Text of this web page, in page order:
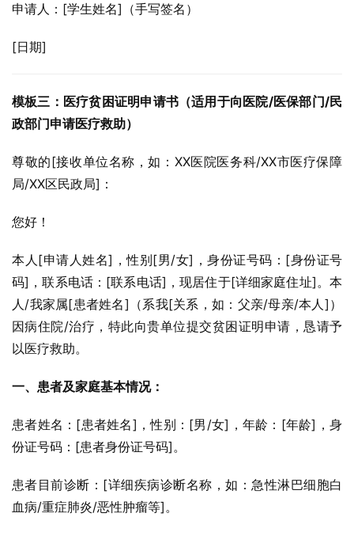
申请人：[学生姓名]（手写签名）
[日期]
模板三：医疗贫困证明申请书（适用于向医院/医保部门/民
政部门申请医疗救助）
尊敬的[接收单位名称，如：XX医院医务科/XX市医疗保障
局/XX区民政局]：
您好！
本人[申请人姓名]，性别[男/女]，身份证号码：[身份证号
码]，联系电话：[联系电话]，现居住于[详细家庭住址]。本
人/我家属[患者姓名]（系我[关系，如：父亲/母亲/本人]）
因病住院/治疗，特此向贵单位提交贫困证明申请，恳请予
以医疗救助。
一、患者及家庭基本情况：
患者姓名：[患者姓名]，性别：[男/女]，年龄：[年龄]，身
份证号码：[患者身份证号码]。
患者目前诊断：[详细疾病诊断名称，如：急性淋巴细胞白
血病/重症肺炎/恶性肿瘤等]。